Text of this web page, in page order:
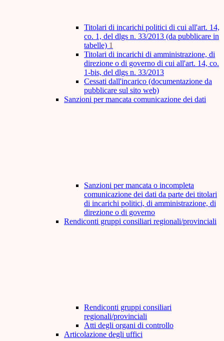
Titolari di incarichi politici di cui all'art. 14,
co. 1, del dlgs n. 33/2013 (da pubblicare in
tabelle) 1
Titolari di incarichi di amministrazione, di
direzione o di governo di cui all'art. 14, co.
1-bis, del dlgs n. 33/2013
Cessati dall'incarico (documentazione da
pubblicare sul sito web)
Sanzioni per mancata comunicazione dei dati
Sanzioni per mancata o incompleta
comunicazione dei dati da parte dei titolari
di incarichi politici, di amministrazione, di
direzione o di governo
Rendiconti gruppi consiliari regionali/provinciali
Rendiconti gruppi consiliari
regionali/provinciali
Atti degli organi di controllo
Articolazione degli uffici